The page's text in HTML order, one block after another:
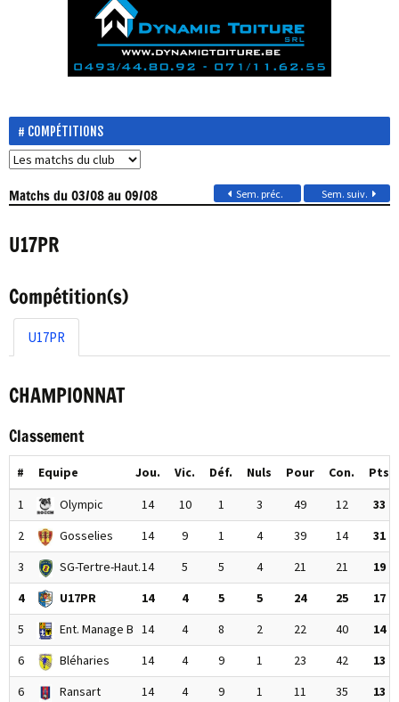
COMPÉTITIONS
Matchsdu 03/08 au 09/08 Sem. préc. Sem. suiv.
U17PR
Compétition(s)
U17PR
CHAMPIONNAT
Classement
# Equipe Jou. Vic. Déf. Nuls Pour Con.
Pts
1
Olympic 14 10 1 3 49 12
33
2
Gosselies 14 9 1 4 39 14
31
3
SG-Tertre-Haut.14 5 5 4 21 21
19
4
U17PR 14 4 5 5 24 25
17
5
Ent. Manage B 14 4 8 2 22 40
14
6
Bléharies 14 4 9 1 23 42
13
6
Ransart 14 4 9 1 11 35
13